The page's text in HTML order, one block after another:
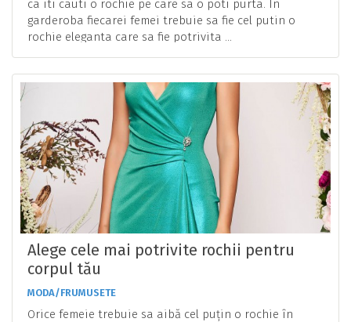
ca iti cauti o rochie pe care sa o poti purta. In
garderoba fiecarei femei trebuie sa fie cel putin o
rochie eleganta care sa fie potrivita ...
Alege cele mai potrivite rochii pentru
corpul tău
MODA/FRUMUSETE
Orice femeie trebuie sa aibă cel puțin o rochie în